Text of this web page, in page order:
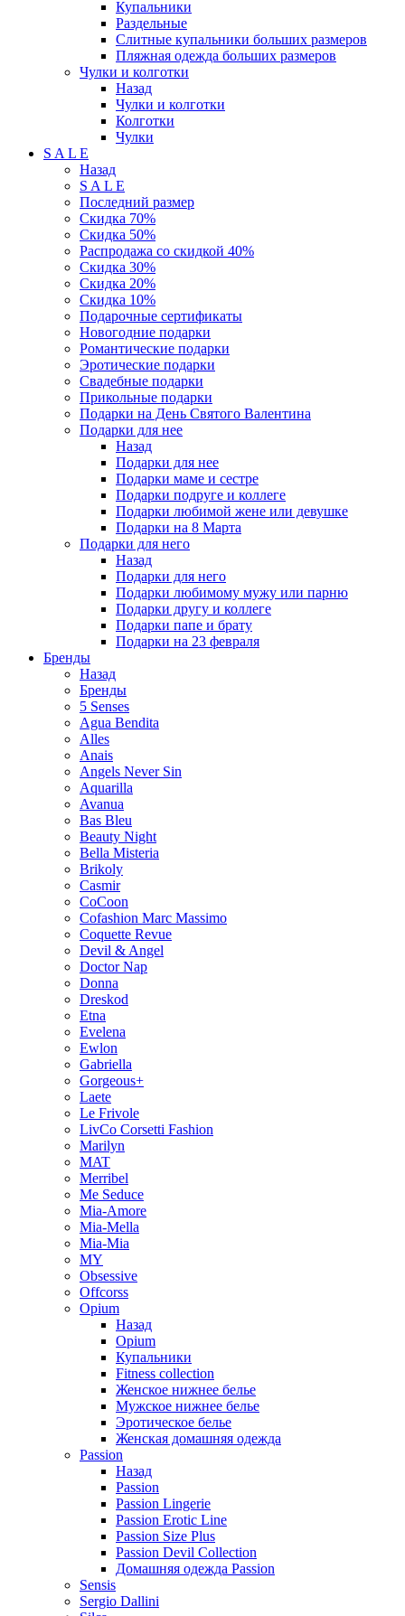
Купальники
Раздельные
Слитные купальники больших размеров
Пляжная одежда больших размеров
Чулки и колготки
Назад
Чулки и колготки
Колготки
Чулки
S A L E
Назад
S A L E
Последний размер
Скидка 70%
Скидка 50%
Распродажа со скидкой 40%
Скидка 30%
Скидка 20%
Скидка 10%
Подарочные сертификаты
Новогодние подарки
Романтические подарки
Эротические подарки
Свадебные подарки
Прикольные подарки
Подарки на День Святого Валентина
Подарки для нее
Назад
Подарки для нее
Подарки маме и сестре
Подарки подруге и коллеге
Подарки любимой жене или девушке
Подарки на 8 Марта
Подарки для него
Назад
Подарки для него
Подарки любимому мужу или парню
Подарки другу и коллеге
Подарки папе и брату
Подарки на 23 февраля
Бренды
Назад
Бренды
5 Senses
Agua Bendita
Alles
Anais
Angels Never Sin
Aquarilla
Avanua
Bas Bleu
Beauty Night
Bella Misteria
Brikoly
Casmir
CoCoon
Cofashion Marc Massimo
Coquette Revue
Devil & Angel
Doctor Nap
Donna
Dreskod
Etna
Evelena
Ewlon
Gabriella
Gorgeous+
Laete
Le Frivole
LivCo Corsetti Fashion
Marilyn
MAT
Merribel
Me Seduce
Mia-Amore
Mia-Mella
Mia-Mia
MY
Obsessive
Offcorss
Opium
Назад
Opium
Купальники
Fitness collection
Женское нижнее белье
Мужское нижнее белье
Эротическое белье
Женская домашняя одежда
Passion
Назад
Passion
Passion Lingerie
Passion Erotic Line
Passion Size Plus
Passion Devil Collection
Домашняя одежда Passion
Sensis
Sergio Dallini